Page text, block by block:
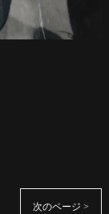
次のページ >